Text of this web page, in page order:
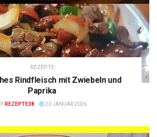
REZEPTE
Rindfleisch mit Zwiebeln und
Paprika
REZEPTE38 20 JANUAR 2026